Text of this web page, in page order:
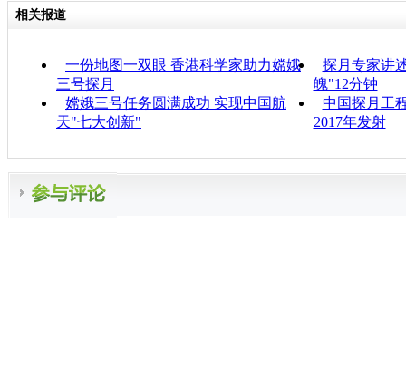
相关报道
一份地图一双眼 香港科学家助力嫦娥
三号探月
探月专家讲
魄"12分钟
嫦娥三号任务圆满成功 实现中国航
天"七大创新"
中国探月工
2017年发射